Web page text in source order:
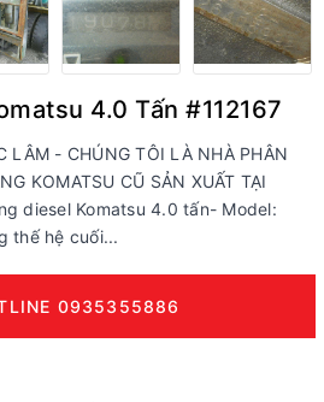
4.0 Tấn #112167
LÂM - CHÚNG TÔI LÀ NHÀ PHÂN
KOMATSU CŨ SẢN XUẤT TẠI
diesel Komatsu 4.0 tấn- Model:
thế hệ cuối...
0935355886